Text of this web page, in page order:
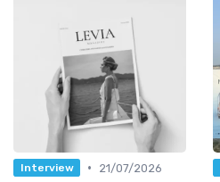
Interview •
21/07/2026